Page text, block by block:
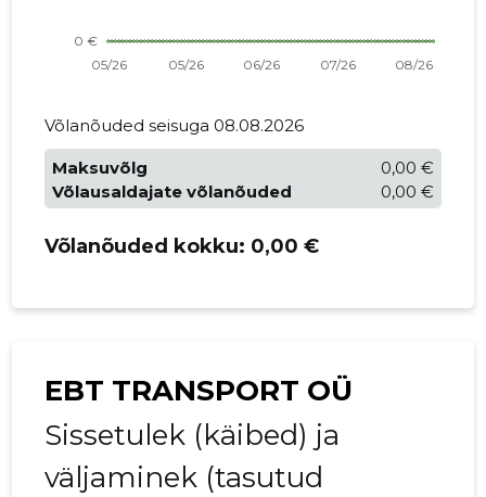
Võlanõuded seisuga 08.08.2026
Maksuvõlg
0,00 €
Võlausaldajate võlanõuded
0,00 €
Võlanõuded kokku: 0,00 €
EBT TRANSPORT OÜ
Sissetulek (käibed) ja
väljaminek (tasutud